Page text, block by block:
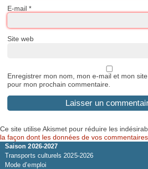
E-mail *
Site web
Enregistrer mon nom, mon e-mail et mon
pour mon prochain commentaire.
Ce site utilise Akismet pour réduire les
la façon dont les données de vos
Saison 2026-2027
Transports culturels 2025-2026
Mode d’emploi